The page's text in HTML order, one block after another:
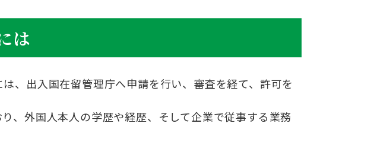
は
、出入国在留管理庁へ申請を行い、審査を経て、 許可を
、外国人本人の学歴や経歴、そして企業で従事する業務